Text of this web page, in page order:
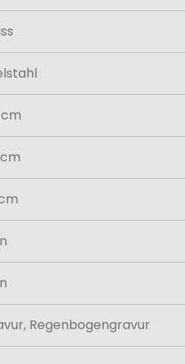
Regenbogengravur